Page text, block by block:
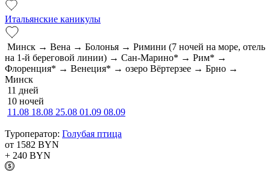
Итальянские каникулы
Минск → Вена → Болонья → Римини (7 ночей на море, отель
на 1-й береговой линии) → Сан-Марино* → Рим* →
Флоренция* → Венеция* → озеро Вёртерзее → Брно →
Минск
11 дней
10 ночей
11.08 18.08 25.08 01.09 08.09
Туроператор: Голубая птица
от 1582 BYN
+ 240 BYN